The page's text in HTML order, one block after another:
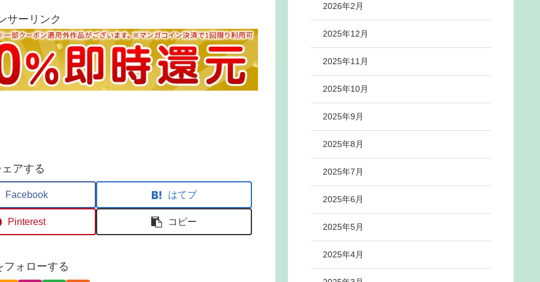
サーリンク
ェアする
Facebook はてブ
Pinterest コピー
フォローする
2026年2月
2025年12月
2025年11月
2025年10月
2025年9月
2025年8月
2025年7月
2025年6月
2025年5月
2025年4月